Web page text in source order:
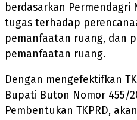
berdasarkan Permendagri
tugas terhadap
pemanfaatan ruang, dan
pemanfaatan ruang.
Dengan mengefektifkan
Bupati Buton Nomor 455/
Pembentukan TKPRD,